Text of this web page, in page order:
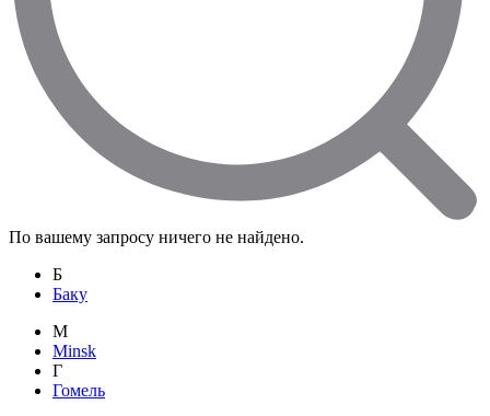
По вашему запросу ничего не найдено.
Б
Баку
M
Minsk
Г
Гомель